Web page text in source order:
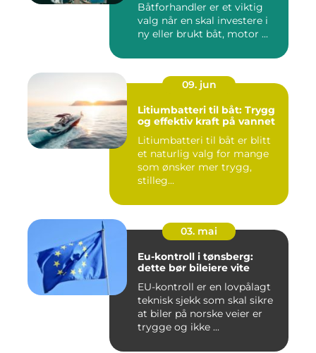
Båtforhandler er et viktig
valg når en skal investere i
ny eller brukt båt, motor ...
09. jun
Litiumbatteri til båt: Trygg
og effektiv kraft på vannet
Litiumbatteri til båt er blitt
et naturlig valg for mange
som ønsker mer trygg,
stilleg...
03. mai
Eu-kontroll i tønsberg:
dette bør bileiere vite
EU-kontroll er en lovpålagt
teknisk sjekk som skal sikre
at biler på norske veier er
trygge og ikke ...